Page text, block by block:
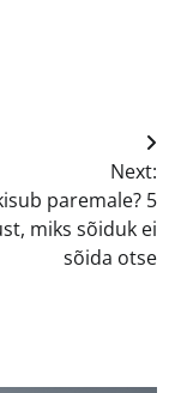
Next:
paremale? 5
miks sõiduk ei
sõida otse